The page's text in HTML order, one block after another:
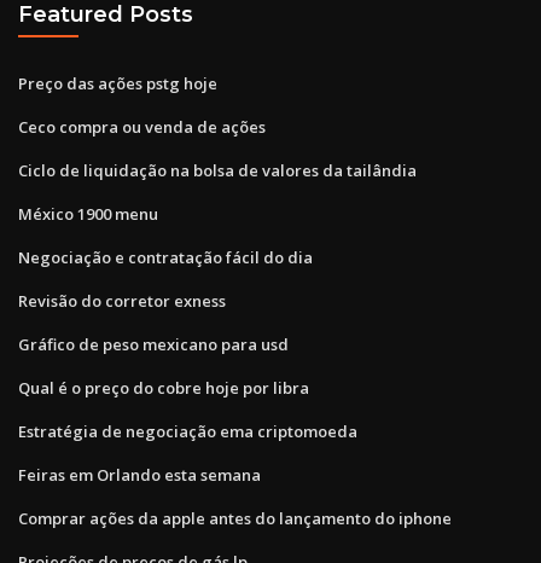
Featured Posts
Preço das ações pstg hoje
Ceco compra ou venda de ações
Ciclo de liquidação na bolsa de valores da tailândia
México 1900 menu
Negociação e contratação fácil do dia
Revisão do corretor exness
Gráfico de peso mexicano para usd
Qual é o preço do cobre hoje por libra
Estratégia de negociação ema criptomoeda
Feiras em Orlando esta semana
Comprar ações da apple antes do lançamento do iphone